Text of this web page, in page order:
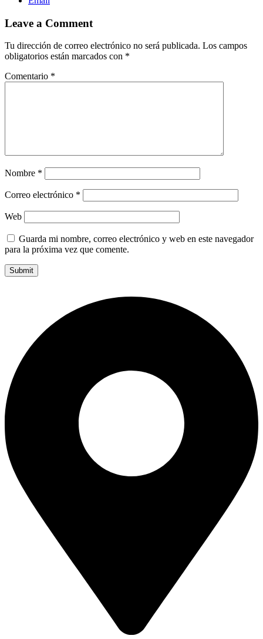
Leave a Comment
Tu dirección de correo electrónico no será publicada. Los campos
obligatorios están marcados con *
Comentario *
Nombre *
Correo electrónico *
Web
Guarda mi nombre, correo electrónico y web en este navegador
para la próxima vez que comente.